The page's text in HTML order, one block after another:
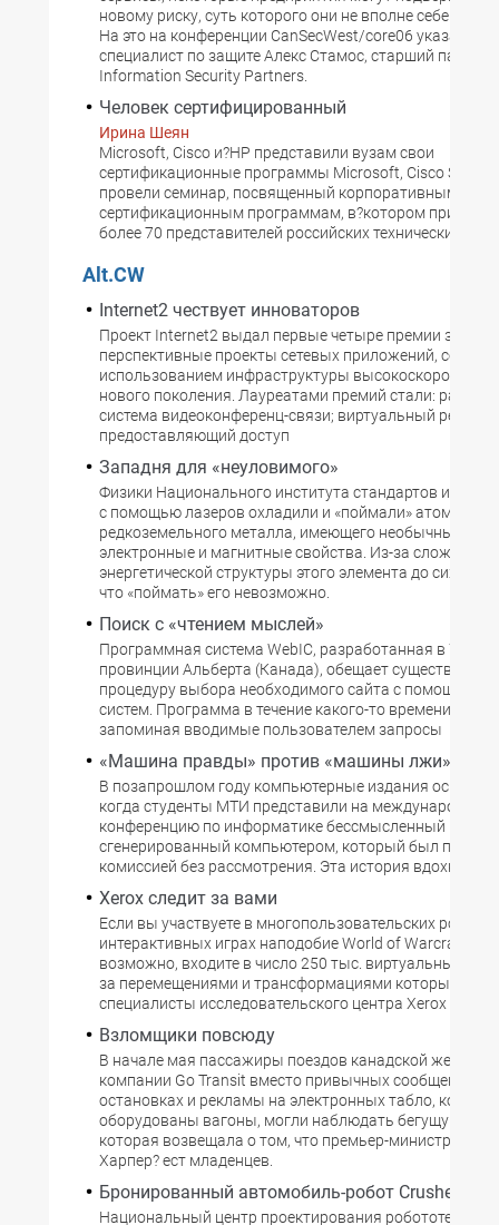
новому риску, суть которого они не вполне себе
На это на конференции CanSecWest/core06 указал
специалист по защите Алекс Стамос, старший
Information Security Partners.
Человек сертифицированный
Ирина Шеян
Microsoft, Cisco и?HP представили вузам свои
сертификационные программы Microsoft, Cisco
провели семинар, посвященный корпоративным
сертификационным программам, в?котором приняли
более 70 представителей российских технических
Alt.CW
Internet2 чествует инноваторов
Проект Internet2 выдал первые четыре премии за
перспективные проекты сетевых приложений,
использованием инфраструктуры высокоскоростной
нового поколения. Лауреатами премий стали:
система видеоконференц-связи; виртуальный
предоставляющий доступ
Западня для «неуловимого»
Физики Национального института стандартов и
с помощью лазеров охладили и «поймали» атомы
редкоземельного металла, имеющего необычные
электронные и магнитные свойства. Из-за сложной
энергетической структуры этого элемента до сих пор
что «поймать» его невозможно.
Поиск с «чтением мыслей»
Программная система WebIC, разработанная в
провинции Альберта (Канада), обещает существенно
процедуру выбора необходимого сайта с помощью
систем. Программа в течение какого-то времени
запоминая вводимые пользователем запросы
«Машина правды» против «машины лжи»
В позапрошлом году компьютерные издания
когда студенты МТИ представили на международную
конференцию по информатике бессмысленный
сгенерированный компьютером, который был принят
комиссией без рассмотрения. Эта история
Xerox следит за вами
Если вы участвуете в многопользовательских
интерактивных играх наподобие World of Warcraft, вы,
возможно, входите в число 250 тыс. виртуальных
за перемещениями и трансформациями которых
специалисты исследовательского центра Xerox в
Взломщики повсюду
В начале мая пассажиры поездов канадской
компании Go Transit вместо привычных сообщений об
остановках и рекламы на электронных табло,
оборудованы вагоны, могли наблюдать бегущую
которая возвещала о том, что премьер-министр
Харпер? ест младенцев.
Бронированный автомобиль-робот Crusher
Национальный центр проектирования робототехники